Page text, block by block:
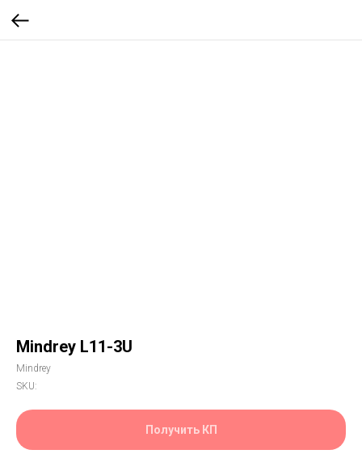
Mindrey L11-3U
Mindrey
SKU:
Получить КП